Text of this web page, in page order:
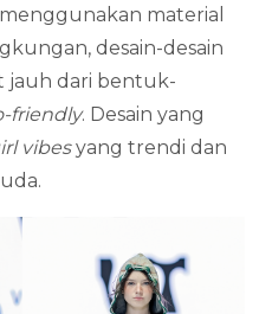
material
desain-desain
jauh dari bentuk-
friendly. Desain yang
vibesyang trendi dan